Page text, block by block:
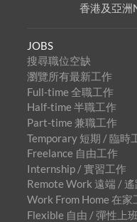
香港及亞洲
JOBS
搜尋職位空缺
瀏覽所有最新工作
Full-time 全職工作
Half-time 半職工作
Part-time 兼職工作
Temporary 短期 / 臨時
Freelance 自由工作
Internship / 實習工作
Remote Work 遠端 /
Work From Home 在家
Flexible 自由 / 彈性上班